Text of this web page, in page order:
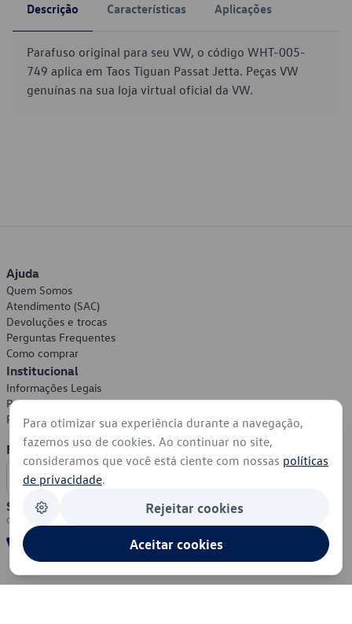
Descrição Características Aplicações
Parafuso original para seu VW, o código WHT-005-
749 aplica em Taos Tiguan Passat Jetta. Peças VW
genuínas na sua loja virtual oficial da VW.
Ajuda
Quem Somos
Atendimento (SAC)
Devoluções e trocas
Perguntas Frequentes
Como comprar
Institucional
Informações Legais
Política de Privacidade
Política de Cookies
Formas de Pagamento
Segurança
Para otimizar sua experiência durante a navegação,
fazemos uso de cookies. Ao continuar no site,
consideramos que você está ciente com nossas políticas
de privacidade.
Rejeitar cookies
Aceitar cookies